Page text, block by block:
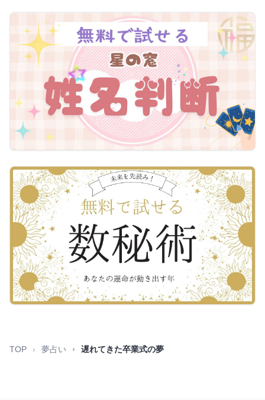
TOP 夢占い 遅れてきた卒業式の夢